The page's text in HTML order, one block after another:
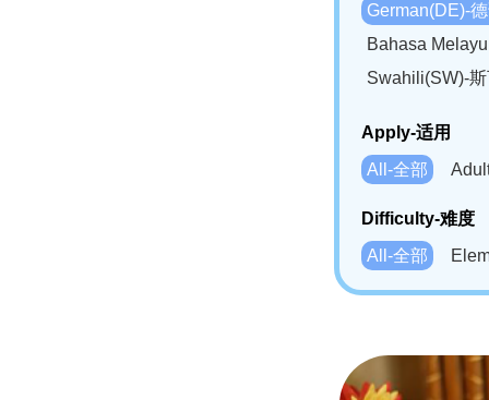
German(DE)-
Bahasa
Swahili(SW)-
Apply-适用
All-全部
Difficulty-难度
All-全部